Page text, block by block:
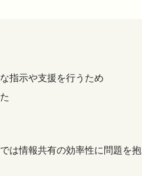
指示や支援を行うため
は情報共有の効率性に問題を抱